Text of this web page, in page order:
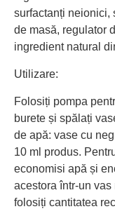
surfactanți neionici,
de masă, regulator
ingredient natural
Utilizare:
Folosiți pompa
burete și spălați
de apă: vase cu
10 ml produs.
economisi apă și
acestora într-un
folosiți cantitatea